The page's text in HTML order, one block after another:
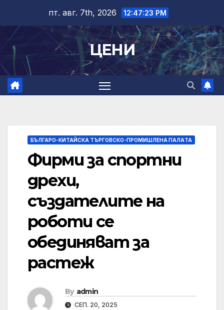
content
пт. авг. 7th, 2026 12:47:24 PM
ЦЕНИ
БЪЛГАРО-КИТАЙСКА ТЪРГОВСКО-ПРОМИШЛЕНА ПАЛAТА
Фирми за спортни
дрехи,
създателите на
роботи се
обединяват за
растеж
By admin
СЕП. 20, 2025